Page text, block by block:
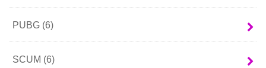
PUBG (6)
SCUM (6)